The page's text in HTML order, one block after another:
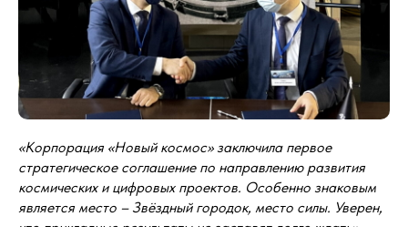
«Корпорация «Новый космос» заключила первое
стратегическое соглашение по направлению развития
космических и цифровых проектов. Особенно знаковым
является место – Звёздный городок, место силы. Уверен,